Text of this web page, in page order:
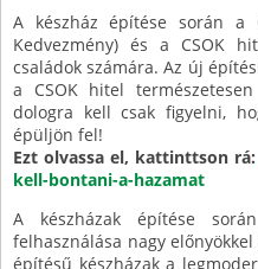
A készház építése során a
Kedvezmény) és a CSOK
családok számára. Az új
a CSOK hitel
dologra kell csak figyelni,
épüljön fel!
Ezt olvassa el, kattinttson rá:
kell-bontani-a-hazamat
A készházak építése
felhasználása nagy
építésű készházak a